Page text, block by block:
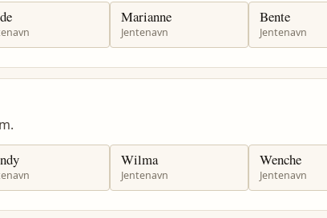
Marianne
Jentenavn
Bente
Jentenavn
Wilma
Jentenavn
Wenche
Jentenavn